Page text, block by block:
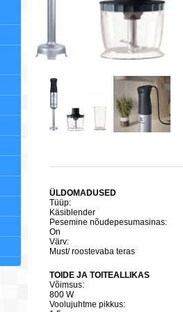
ÜLDOMADUSED
Tüüp:
Käsiblender
Pesemine nõudepesumasinas:
On
Värv:
Must/ roostevaba teras
TOIDE JA TOITEALLIKAS
Võimsus:
800 W
Voolujuhtme pikkus: